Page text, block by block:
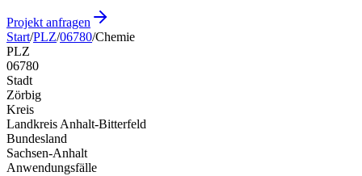
Projekt anfragen
Start/PLZ/06780/Chemie
PLZ
06780
Stadt
Zörbig
Kreis
Landkreis Anhalt-Bitterfeld
Bundesland
Sachsen-Anhalt
Anwendungsfälle